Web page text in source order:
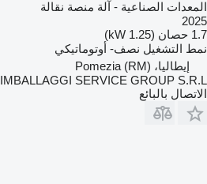
المعدات الصناعية - آلة منصة نقالة
2025
1.7 حصان (1.25 kW)
نمط التشغيل نصف- أوتوماتيكي
إيطاليا، Pomezia (RM)
IMBALLAGGI SERVICE GROUP S.R.L.
الاتصال بالبائع